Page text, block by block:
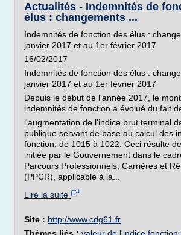
Actualités - Indemnités de
élus : changements ...
Indemnités de fonction des élus :
janvier 2017 et au 1er février 2017
16/02/2017
Indemnités de fonction des élus :
janvier 2017 et au 1er février 2017
Depuis le début de l'année 2017, le
indemnités de fonction a évolué du fait
l'augmentation de l'indice brut terminal
publique servant de base au calcul des
fonction, de 1015 à 1022. Ceci résulte
initiée par le Gouvernement dans le
Parcours Professionnels, Carrières et
(PPCR), applicable à la...
Lire la suite
Site : http://www.cdg61.fr